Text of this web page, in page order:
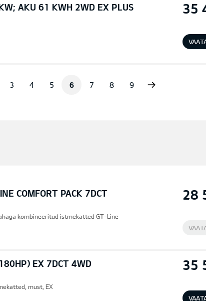
AKU 61 KWH 2WD EX PLUS 35
3 4 5 6 7 8 9
COMFORT PACK 7DCT 28
kombineeritud istmekatted GT-Line
EX 7DCT 4WD 35
must, EX